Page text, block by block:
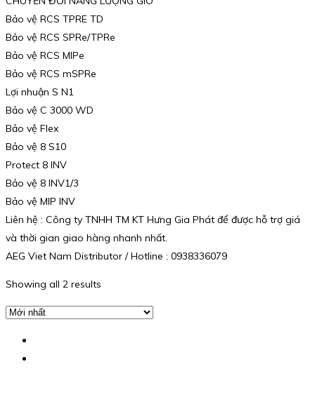
Bảo vệ RCS TPRE TD
Bảo vệ RCS SPRe/TPRe
Bảo vệ RCS MIPe
Bảo vệ RCS mSPRe
Lợi nhuận S N1
Bảo vệ C 3000 WD
Bảo vệ Flex
Bảo vệ 8 S10
Protect 8 INV
Bảo vệ 8 INV1/3
Bảo vệ MIP INV
Liên hệ : Công ty TNHH TM KT Hưng Gia Phát để được hỗ trợ giá
và thời gian giao hàng nhanh nhất.
AEG Viet Nam Distributor / Hotline : 0938336079
Showing all 2 results